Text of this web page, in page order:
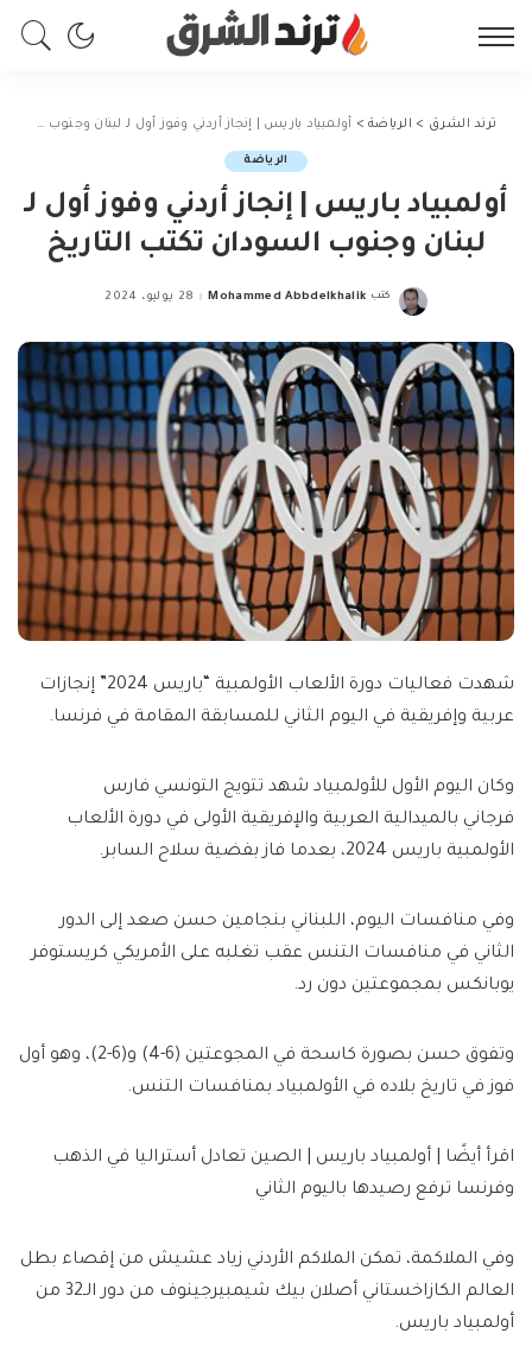
ترند الشرق > الرياضة> أولمبياد باريس | إنجاز أردني وفوز أول لـ لبنان وجنوب السودان تكتب التاريخ
الرياضة
أولمبياد باريس | إنجاز أردني وفوز أول لـ
لبنان وجنوب السودان تكتب التاريخ
Posted
كتب Mohammed Abbdelkhalik 28 يوليو، 2024
شهدت فعاليات دورة الألعاب الأولمبية “باريس 2024” إنجازات
عربية وإفريقية في اليوم الثاني للمسابقة المقامة في فرنسا.
وكان اليوم الأول للأولمبياد شهد تتويج التونسي فارس
فرجاني بالميدالية العربية والإفريقية الأولى في دورة الألعاب
الأولمبية باريس 2024، بعدما فاز بفضية سلاح السابر.
وفي منافسات اليوم، اللبناني بنجامين حسن صعد إلى الدور
الثاني في منافسات التنس عقب تغلبه على الأمريكي كريستوفر
يوبانكس بمجموعتين دون رد.
وتفوق حسن بصورة كاسحة في المجوعتين (6-4) و(6-2)، وهو أول
فوز في تاريخ بلاده في الأولمبياد بمنافسات التنس.
اقرأ أيضًا | أولمبياد باريس | الصين تعادل أستراليا في الذهب
وفرنسا ترفع رصيدها باليوم الثاني
وفي الملاكمة، تمكن الملاكم الأردني زياد عشيش من إقصاء بطل
العالم الكازاخستاني أصلان بيك شيمبيرجينوف من دور الـ32 من
أولمبياد باريس.